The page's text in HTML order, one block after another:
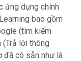
ứng dụng chính
bao gồm
(tìm kiếm
(Trả lời thông
đã có sẵn như là